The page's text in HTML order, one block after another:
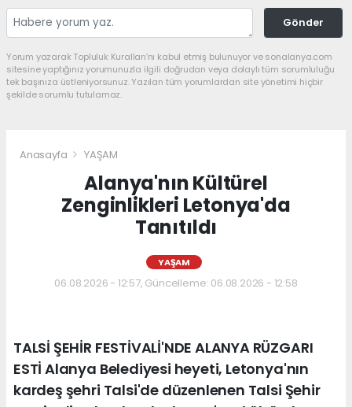
Gönder
Yorum yazarak Topluluk Kuralları’nı kabul etmiş bulunuyor ve sonalanya.com
sitesine yaptığınız yorumunuzla ilgili doğrudan veya dolaylı tüm sorumluluğu
tek başınıza üstleniyorsunuz. Yazılan tüm yorumlardan site yönetimi hiçbir
şekilde sorumlu tutulamaz.
Anasayfa YAŞAM
Alanya'nın Kültürel
Zenginlikleri Letonya'da
Tanıtıldı
YAŞAM
06.08.2026 - 12:57, Güncelleme: 06.08.2026 - 12:58
TALSİ ŞEHİR FESTİVALİ'NDE ALANYA RÜZGARI
ESTİ Alanya Belediyesi heyeti, Letonya'nın
kardeş şehri Talsi'de düzenlenen Talsi Şehir